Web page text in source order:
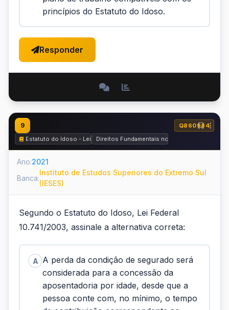
princípios do Estatuto do Idoso.
Responder
9
Q860984
Estatuto do Idoso - Lei nº 10.741 de 2003Direitos Fundamentais no Estatuto do Idoso
Ano:2021
Banca:
Instituto de Estudos Superiores do Extremo Sul
(IESES)
Segundo o Estatuto do Idoso, Lei Federal
10.741/2003, assinale a alternativa correta:
A A perda da condição de segurado será
considerada para a concessão da
aposentadoria por idade, desde que a
pessoa conte com, no mínimo, o tempo